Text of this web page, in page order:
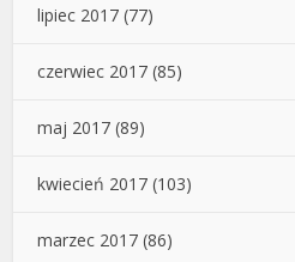
lipiec 2017 (77)
czerwiec 2017 (85)
maj 2017 (89)
kwiecień 2017 (103)
marzec 2017 (86)